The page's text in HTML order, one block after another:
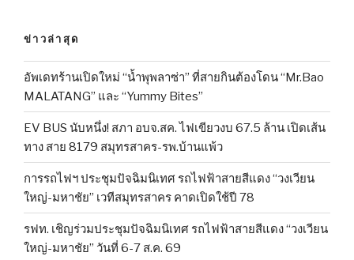
ข่าวล่าสุด
อัพเดทร้านเปิดใหม่ “น้ำพุพลาซ่า” ที่สายกินต้องโดน “Mr.Bao
MALATANG” และ “Yummy Bites”
EV BUS นับหนึ่ง! สภา อบจ.สค. ไฟเขียวงบ 67.5 ล้าน เปิดเส้น
ทาง สาย 8179 สมุทรสาคร-รพ.บ้านแพ้ว
การรถไฟฯ ประชุมปัจฉิมนิเทศ รถไฟฟ้าสายสีแดง “วงเวียน
ใหญ่-มหาชัย” เวทีสมุทรสาคร คาดเปิดใช้ปี 78
รฟท. เชิญร่วมประชุมปัจฉิมนิเทศ รถไฟฟ้าสายสีแดง “วงเวียน
ใหญ่-มหาชัย” วันที่ 6-7 ส.ค. 69